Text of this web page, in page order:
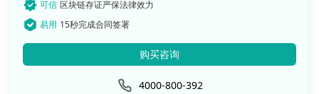
可信 区块链存证严保法律效力
易用 15秒完成合同签署
购买咨询
4000-800-392